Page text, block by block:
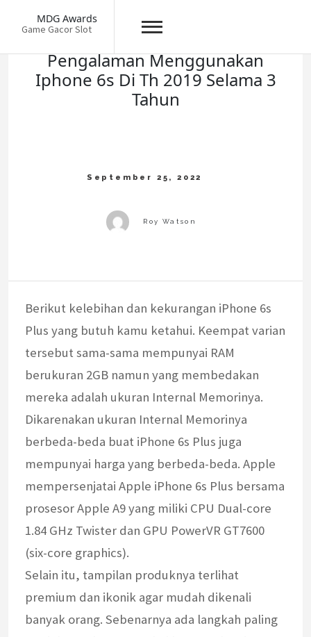
MDG Awards
Game Gacor Slot
Pengalaman Menggunakan
Iphone 6s Di Th 2019 Selama 3
Tahun
Berikut kelebihan dan kekurangan iPhone 6s
Plus yang butuh kamu ketahui. Keempat varian
tersebut sama-sama mempunyai RAM
berukuran 2GB namun yang membedakan
mereka adalah ukuran Internal Memorinya.
Dikarenakan ukuran Internal Memorinya
berbeda-beda buat iPhone 6s Plus juga
mempunyai harga yang berbeda-beda. Apple
mempersenjatai Apple iPhone 6s Plus bersama
prosesor Apple A9 yang miliki CPU Dual-core
1.84 GHz Twister dan GPU PowerVR GT7600
(six-core graphics).
Selain itu, tampilan produknya terlihat
premium dan ikonik agar mudah dikenali
banyak orang. Sebenarnya ada langkah paling